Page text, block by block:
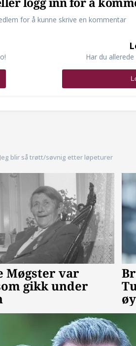
logg inn for å
for å kunne skrive en kommentar
Har du
Jeg blir så trøtt/søvnig etter løpeturer